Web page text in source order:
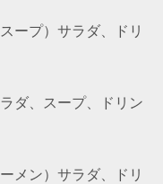
）サラダ、ドリ
スープ、ドリン
）サラダ、ドリ